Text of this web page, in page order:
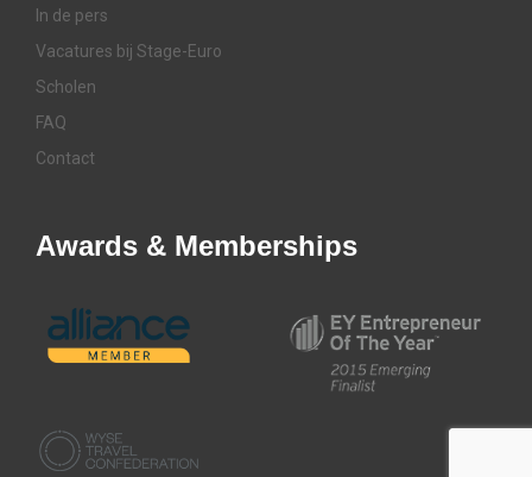
In de pers
Vacatures bij Stage-Euro
Scholen
FAQ
Contact
Awards & Memberships